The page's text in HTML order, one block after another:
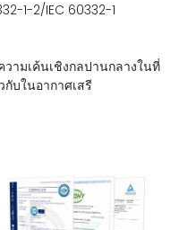
1-2/IEC 60332-1
ามเค้นเชิงกลปานกลางในที่
บในอากาศเสรี